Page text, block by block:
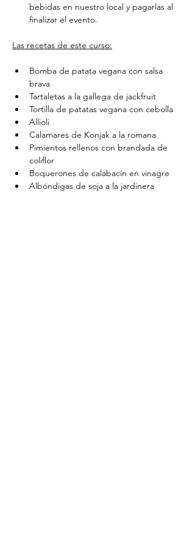
bebidas en nuestro local y pagarlas al
finalizar el evento.
Las recetas de este curso:
Bomba de patata vegana con salsa
brava
Tartaletas a la gallega de jackfruit
Tortilla de patatas vegana con cebolla
Allioli
Calamares de Konjak a la romana
Pimientos rellenos con brandada de
coliflor
Boquerones de calabacín en vinagre
Albóndigas de soja a la jardinera